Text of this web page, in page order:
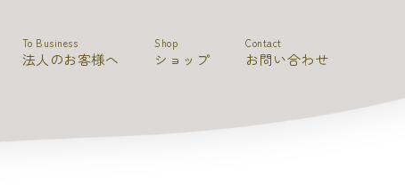
To Business
法人のお客様へ
Shop
ショップ
Contact
お問い合わせ